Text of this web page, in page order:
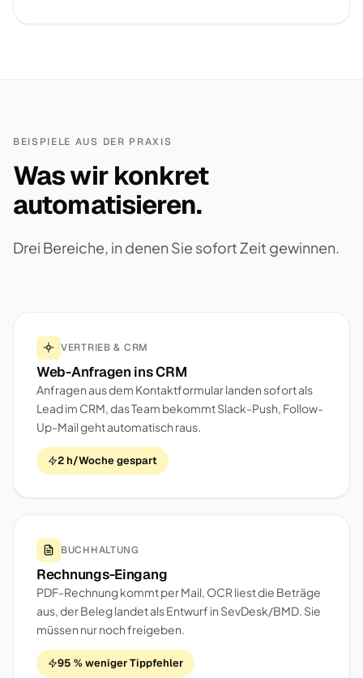
BEISPIELE AUS DER PRAXIS
Was wir konkret
automatisieren.
Drei Bereiche, in denen Sie sofort Zeit gewinnen.
VERTRIEB & CRM
Web-Anfragen ins CRM
Anfragen aus dem Kontaktformular landen sofort als
Lead im CRM, das Team bekommt Slack-Push, Follow-
Up-Mail geht automatisch raus.
2 h/Woche gespart
BUCHHALTUNG
Rechnungs-Eingang
PDF-Rechnung kommt per Mail, OCR liest die Beträge
aus, der Beleg landet als Entwurf in SevDesk/BMD. Sie
müssen nur noch freigeben.
95 % weniger Tippfehler